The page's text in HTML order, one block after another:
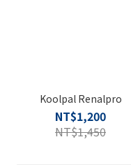
Koolpal Renalpro
NT$1,200
NT$1,450